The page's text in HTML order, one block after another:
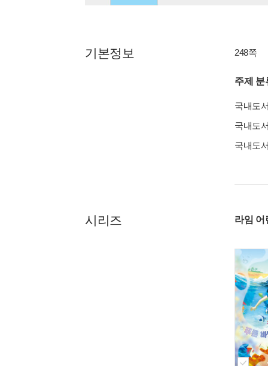
기본정보 248쪽
주제 분
국내도
국내도
국내도
시리즈 라임 어